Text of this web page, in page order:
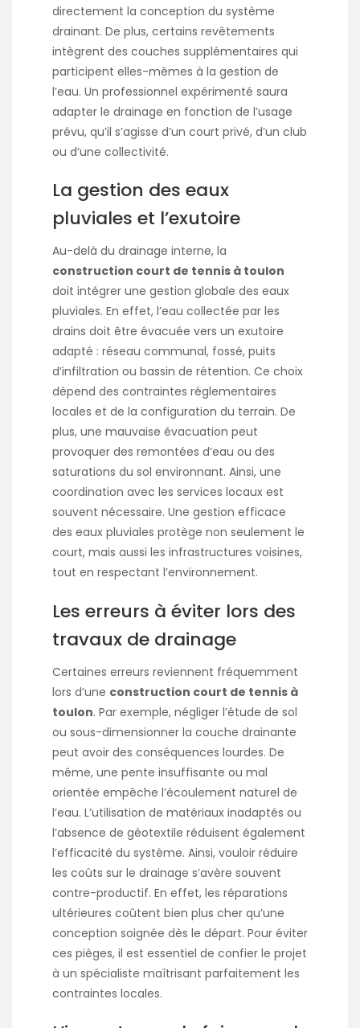
directement la conception du système
drainant. De plus, certains revêtements
intègrent des couches supplémentaires qui
participent elles-mêmes à la gestion de
l’eau. Un professionnel expérimenté saura
adapter le drainage en fonction de l’usage
prévu, qu’il s’agisse d’un court privé, d’un club
ou d’une collectivité.
La gestion des eaux
pluviales et l’exutoire
Au-delà du drainage interne, la
construction court de tennis à toulon
doit intégrer une gestion globale des eaux
pluviales. En effet, l’eau collectée par les
drains doit être évacuée vers un exutoire
adapté : réseau communal, fossé, puits
d’infiltration ou bassin de rétention. Ce choix
dépend des contraintes réglementaires
locales et de la configuration du terrain. De
plus, une mauvaise évacuation peut
provoquer des remontées d’eau ou des
saturations du sol environnant. Ainsi, une
coordination avec les services locaux est
souvent nécessaire. Une gestion efficace
des eaux pluviales protège non seulement le
court, mais aussi les infrastructures voisines,
tout en respectant l’environnement.
Les erreurs à éviter lors des
travaux de drainage
Certaines erreurs reviennent fréquemment
lors d’une construction court de tennis à
toulon. Par exemple, négliger l’étude de sol
ou sous-dimensionner la couche drainante
peut avoir des conséquences lourdes. De
même, une pente insuffisante ou mal
orientée empêche l’écoulement naturel de
l’eau. L’utilisation de matériaux inadaptés ou
l’absence de géotextile réduisent également
l’efficacité du système. Ainsi, vouloir réduire
les coûts sur le drainage s’avère souvent
contre-productif. En effet, les réparations
ultérieures coûtent bien plus cher qu’une
conception soignée dès le départ. Pour éviter
ces pièges, il est essentiel de confier le projet
à un spécialiste maîtrisant parfaitement les
contraintes locales.